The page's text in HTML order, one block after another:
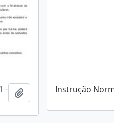
-
Adicionar a área de
Instrução